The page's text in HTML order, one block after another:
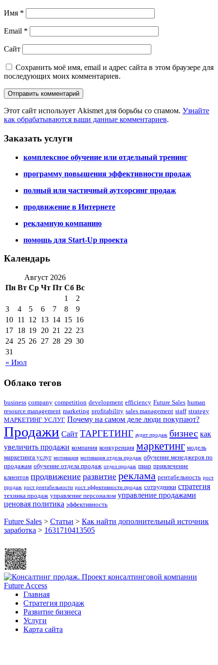
Имя *
Email *
Сайт
Сохранить моё имя, email и адрес сайта в этом браузере для
последующих моих комментариев.
Этот сайт использует Akismet для борьбы со спамом. Узнайте
как обрабатываются ваши данные комментариев.
Заказать услуги
комплексное обучение или отдельный тренинг
программу повышения эффективности продаж
полный или частичный аутсорсинг продаж
продвижение в Интернете
рекламную компанию
помощь для Start-Up проекта
Календарь
Август 2026
Пн Вт Ср Чт Пт Сб Вс
« Июл
1
2
3
4 5 6 7 8
9
10 11 12 13 14 15 16
17 18 19 20 21 22 23
24 25 26 27 28 29 30
31
Облако тегов
business company competition development efficiency Future Sales human
resource management marketing profitability sales management staff strategy
МАРКЕТИНГ УСЛУГ Почему на самом деле люди покупают?
Продажи Сайт ТАРГЕТИНГ аудит продаж бизнес как
увеличить продажи компания конкуренция маркетинг модель
маркетинга услуг мотивация мотивация отдела продаж обучение менеджеров по
продажам обучение отдела продаж отдел продаж пиар привлечение
клиентов продвижение развитие реклама рентабельность рост
продаж рост рентабельности рост эффективности продаж сотрудники стратегия
техника продаж управление персоналом управление продажами
ценовая политика эффективность
Future Sales > Статьи > Как найти дополнительный источник
заработка > 1631710413505
Главная
Стратегия продаж
Развитие бизнеса
Услуги
Карта сайта